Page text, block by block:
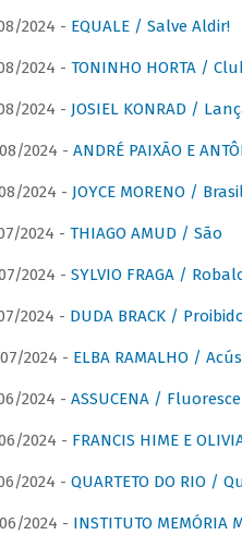
2024 - EQUALE / Salve Aldir!
2024 - TONINHO HORTA /
2024 - JOSIEL KONRAD /
2024 - ANDRÉ PAIXÃO E
2024 - JOYCE MORENO /
2024 - THIAGO AMUD / São
2024 - SYLVIO FRAGA /
2024 - DUDA BRACK /
2024 - ELBA RAMALHO /
2024 - ASSUCENA /
2024 - FRANCIS HIME E
2024 - QUARTETO DO RIO /
2024 - INSTITUTO